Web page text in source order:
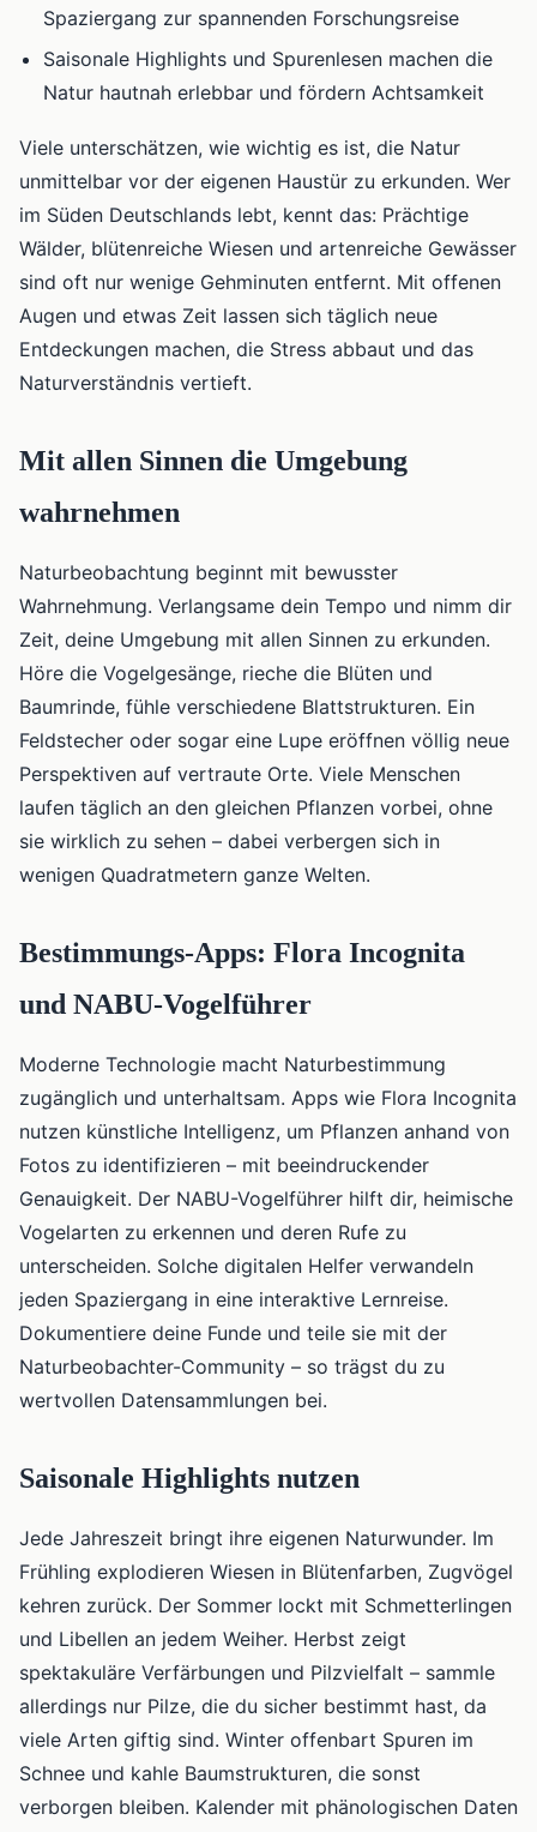
Spaziergang zur spannenden Forschungsreise
Saisonale Highlights und Spurenlesen machen die
Natur hautnah erlebbar und fördern Achtsamkeit
Viele unterschätzen, wie wichtig es ist, die Natur
unmittelbar vor der eigenen Haustür zu erkunden. Wer
im Süden Deutschlands lebt, kennt das: Prächtige
Wälder, blütenreiche Wiesen und artenreiche Gewässer
sind oft nur wenige Gehminuten entfernt. Mit offenen
Augen und etwas Zeit lassen sich täglich neue
Entdeckungen machen, die Stress abbaut und das
Naturverständnis vertieft.
Mit allen Sinnen die Umgebung
wahrnehmen
Naturbeobachtung beginnt mit bewusster
Wahrnehmung. Verlangsame dein Tempo und nimm dir
Zeit, deine Umgebung mit allen Sinnen zu erkunden.
Höre die Vogelgesänge, rieche die Blüten und
Baumrinde, fühle verschiedene Blattstrukturen. Ein
Feldstecher oder sogar eine Lupe eröffnen völlig neue
Perspektiven auf vertraute Orte. Viele Menschen
laufen täglich an den gleichen Pflanzen vorbei, ohne
sie wirklich zu sehen – dabei verbergen sich in
wenigen Quadratmetern ganze Welten.
Bestimmungs-Apps: Flora Incognita
und NABU-Vogelführer
Moderne Technologie macht Naturbestimmung
zugänglich und unterhaltsam. Apps wie Flora Incognita
nutzen künstliche Intelligenz, um Pflanzen anhand von
Fotos zu identifizieren – mit beeindruckender
Genauigkeit. Der NABU-Vogelführer hilft dir, heimische
Vogelarten zu erkennen und deren Rufe zu
unterscheiden. Solche digitalen Helfer verwandeln
jeden Spaziergang in eine interaktive Lernreise.
Dokumentiere deine Funde und teile sie mit der
Naturbeobachter-Community – so trägst du zu
wertvollen Datensammlungen bei.
Saisonale Highlights nutzen
Jede Jahreszeit bringt ihre eigenen Naturwunder. Im
Frühling explodieren Wiesen in Blütenfarben, Zugvögel
kehren zurück. Der Sommer lockt mit Schmetterlingen
und Libellen an jedem Weiher. Herbst zeigt
spektakuläre Verfärbungen und Pilzvielfalt – sammle
allerdings nur Pilze, die du sicher bestimmt hast, da
viele Arten giftig sind. Winter offenbart Spuren im
Schnee und kahle Baumstrukturen, die sonst
verborgen bleiben. Kalender mit phänologischen Daten